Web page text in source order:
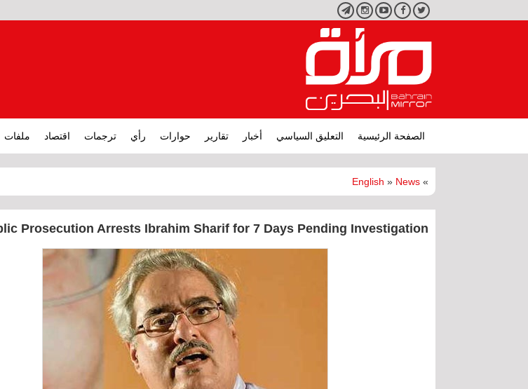
تويتر فيسبوكيوتيوبانستجرامتليجرام
الصفحة الرئيسية التعليق السياسي أخبار تقارير حوارات رأي ترجمات اقتصاد ملفات
»
English » News
Prosecution Arrests Ibrahim Sharif for 7 Days Pending Investigation